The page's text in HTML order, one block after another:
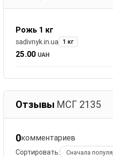
Рожь 1 кг
sadivnyk.in.ua 1 кг
25.00 UAH
Отзывы МСГ 2135
0комментариев
Сортировать: